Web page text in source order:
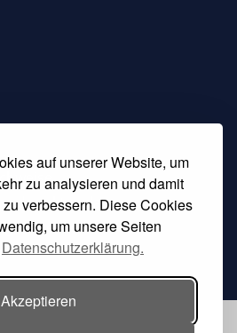
auf unserer Website, um
zu analysieren und damit
verbessern. Diese Cookies
um unsere Seiten
Datenschutzerklärung.
Akzeptieren
dpunkt.verlag
Heise Medien